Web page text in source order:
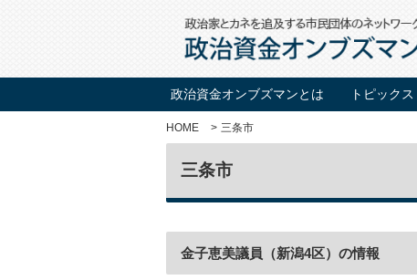
政治資金オンブズマンとは トピックス
HOME 三条市
三条市
金子恵美議員（新潟4区）の情報